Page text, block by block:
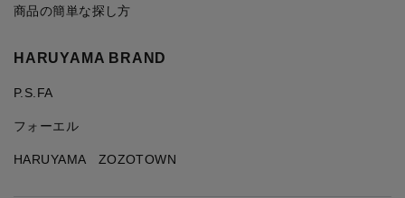
商品の簡単な探し方
HARUYAMA BRAND
P.S.FA
フォーエル
HARUYAMA ZOZOTOWN